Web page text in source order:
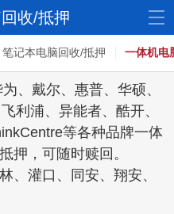
收/抵押
笔记本电脑回收/抵押 一体机电
、戴尔、惠普、华硕、
利浦、异能者、酷开、
等各种品牌一体
押， 可随时赎回。
、灌口、
同安、翔安、